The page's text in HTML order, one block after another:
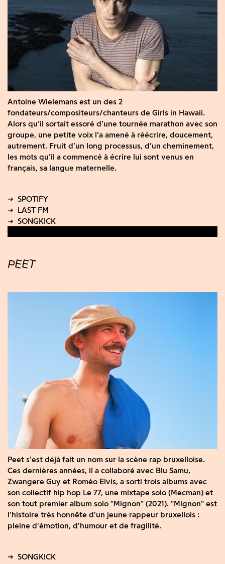
Antoine Wielemans est un des 2
fondateurs/compositeurs/chanteurs de Girls in Hawaii.
Alors qu’il sortait essoré d’une tournée marathon avec son
groupe, une petite voix l’a amené à réécrire, doucement,
autrement. Fruit d’un long processus, d’un cheminement,
les mots qu’il a commencé à écrire lui sont venus en
français, sa langue maternelle.
PEET
Peet s'est déjà fait un nom sur la scène rap bruxelloise.
Ces dernières années, il a collaboré avec Blu Samu,
Zwangere Guy et Roméo Elvis, a sorti trois albums avec
son collectif hip hop Le 77, une mixtape solo (Mecman) et
son tout premier album solo "Mignon" (2021). "Mignon" est
l'histoire très honnête d'un jeune rappeur bruxellois :
pleine d'émotion, d'humour et de fragilité.